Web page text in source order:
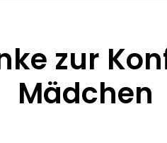
zur
Mädchen